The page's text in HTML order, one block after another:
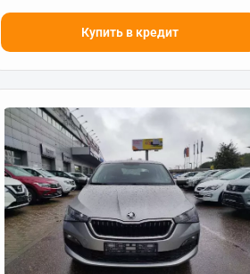
Купить в кредит